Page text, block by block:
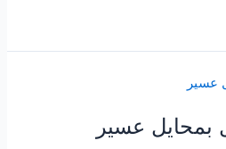
بمحايل عسير